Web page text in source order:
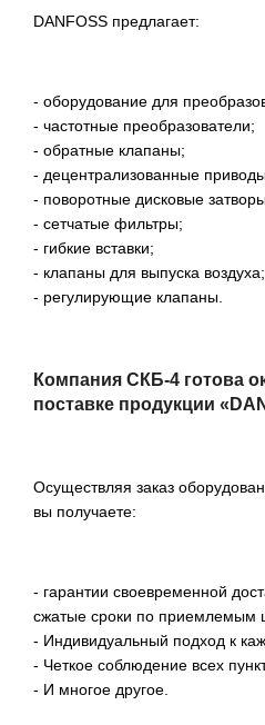
DANFOSS предлагает:
- оборудование для
- частотные преобразователи;
- обратные клапаны;
- децентрализованные
- поворотные дисковые
- сетчатые фильтры;
- гибкие вставки;
- клапаны для выпуска воздуха;
- регулирующие клапаны.
Компания СКБ-4 готова
поставке продукции
Осуществляя заказ
вы получаете:
- гарантии своевременной
сжатые сроки по приемлемым
- Индивидуальный подход к
- Четкое соблюдение всех
- И многое другое.